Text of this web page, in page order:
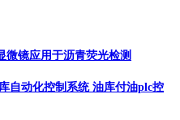
微镜应用于沥青荧光检测
自动化控制系统 油库付油plc控